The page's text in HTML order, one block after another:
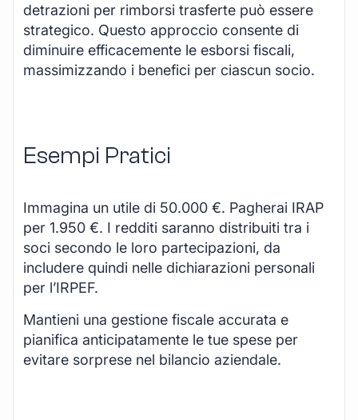
detrazioni per rimborsi trasferte può essere
strategico. Questo approccio consente di
diminuire efficacemente le esborsi fiscali,
massimizzando i benefici per ciascun socio.
Esempi Pratici
Immagina un utile di 50.000 €. Pagherai IRAP
per 1.950 €. I redditi saranno distribuiti tra i
soci secondo le loro partecipazioni, da
includere quindi nelle dichiarazioni personali
per l’IRPEF.
Mantieni una gestione fiscale accurata e
pianifica anticipatamente le tue spese per
evitare sorprese nel bilancio aziendale.